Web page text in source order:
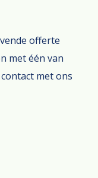
offerte
met één van
met ons